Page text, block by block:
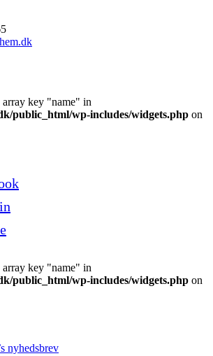
key "name" in
public_html/wp-includes/widgets.php on
key "name" in
public_html/wp-includes/widgets.php on
nyhedsbrev